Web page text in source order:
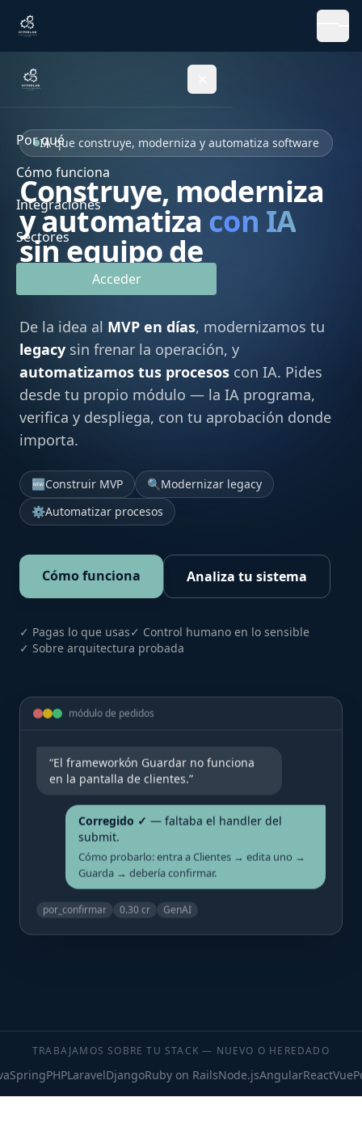
Por qué
Cómo funciona
Integraciones
Sectores
Acceder
IA que construye, moderniza y automatiza software
Construye, moderniza
y automatiza con IA
sin equipo de
desarrollo
De la idea al MVP en días, modernizamos tu
legacy sin frenar la operación, y
automatizamos tus procesos con IA. Pides
desde tu propio módulo — la IA programa,
verifica y despliega, con tu aprobación donde
importa.
🆕Construir MVP 🔍Modernizar legacy
⚙️Automatizar procesos
Cómo funciona Analiza tu sistema
✓ Pagas lo que usas✓ Control humano en lo sensible
✓ Sobre arquitectura probada
módulo de pedidos
“El frameworkón Guardar no funciona
en la pantalla de clientes.”
Corregido ✓ — faltaba el handler del
submit.
Cómo probarlo: entra a Clientes → edita uno →
Guarda → debería confirmar.
por_confirmar 0.30 cr GenAI
TRABAJAMOS SOBRE TU STACK — NUEVO O HEREDADO
SpringPHPLaravelDjangoRuby on RailsNode.jsAngularReactVue